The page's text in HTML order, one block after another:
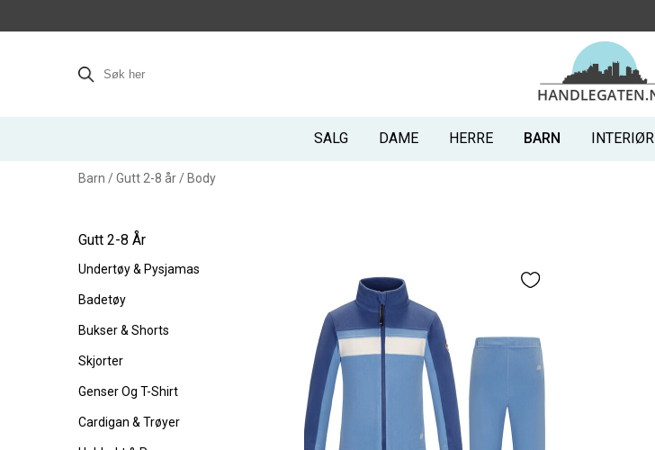
SALG DAME HERRE BARN INTERIØR
Barn /Gutt 2-8 år/ Body
Gutt 2-8 År
Undertøy & Pysjamas
Badetøy
Bukser & Shorts
Skjorter
Genser Og T-Shirt
Cardigan & Trøyer